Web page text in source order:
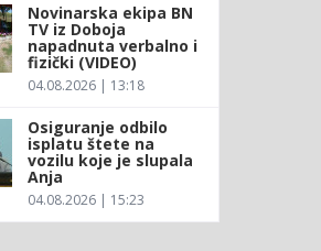
Novinarska ekipa BN
TV iz Doboja
napadnuta verbalno i
fizički (VIDEO)
04.08.2026 | 13:18
Osiguranje odbilo
isplatu štete na
vozilu koje je slupala
Anja
04.08.2026 | 15:23